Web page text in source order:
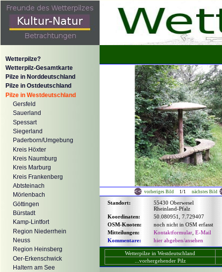
Wetterpilze?
Wetterpilz-Gesamtkarte
Pilze in Norddeutschland
Pilze in Ostdeutschland
Pilze in Westdeutschland
Gersfeld
Sauerland
Spessart
Siegerland
Paderborn/Umgebung
Kreis Höxter
Kreis Naumburg
Kreis Marburg
Kreis Frankenberg
Abtsteinach
Mörlenbach
Göttingen
Bürstadt
Kamp-Lintfort
Region Niederrhein
Neuss
Region Heinsberg
Oer-Erkenschwick
Haltern am See
vorheriges Bild 1/1 nächstes Bild
Standort:
55430 Oberwesel
Rheinland-Pfalz
Koordinaten:
50.080951, 7.729407
OSM-Knoten:
noch nicht in OSM erfasst
Mitteilungen:
Kontaktformular E-Mail
Kommentare:
hier abgeben/ansehen
Wetterpilze in Westdeutschland
...vorhergehender Pilz